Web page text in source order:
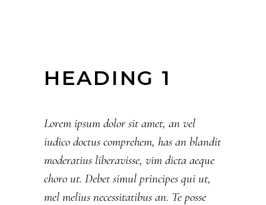
HEADING 1
Lorem ipsum dolor sit amet, an vel
iudico doctus comprehem, has an blandit
moderatius liberavisse, vim dicta aeque
choro ut. Debet simul principes qui ut,
mel melius necessitatibus an. Te posse